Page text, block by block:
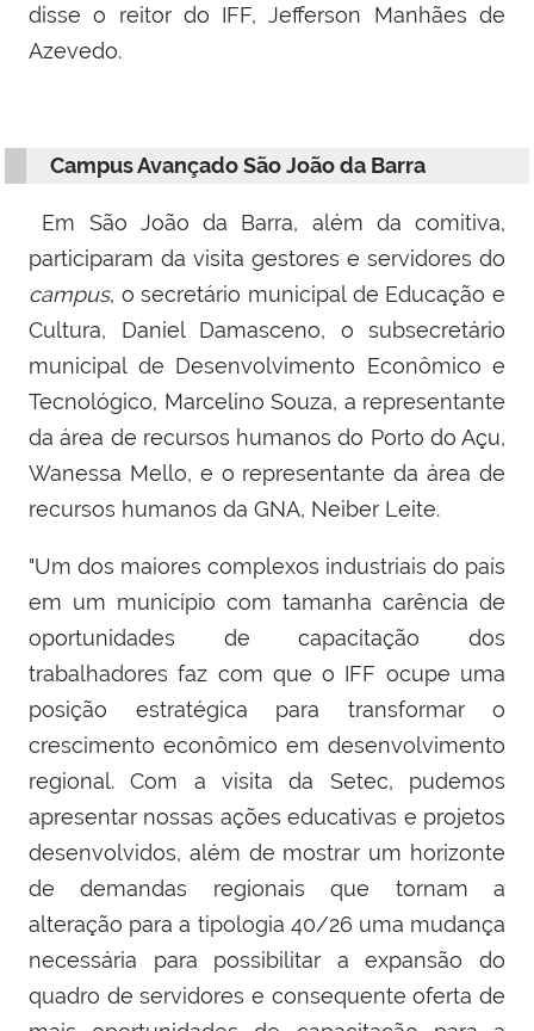
disse o reitor do IFF, Jefferson Manhães de
Azevedo.
Campus Avançado São João da Barra
Em São João da Barra, além da comitiva,
participaram da visita gestores e servidores do
campus, o secretário municipal de Educação e
Cultura, Daniel Damasceno, o subsecretário
municipal de Desenvolvimento Econômico e
Tecnológico, Marcelino Souza, a representante
da área de recursos humanos do Porto do Açu,
Wanessa Mello, e o representante da área de
recursos humanos da GNA, Neiber Leite.
"Um dos maiores complexos industriais do país
em um município com tamanha carência de
oportunidades de capacitação dos
trabalhadores faz com que o IFF ocupe uma
posição estratégica para transformar o
crescimento econômico em desenvolvimento
regional. Com a visita da Setec, pudemos
apresentar nossas ações educativas e projetos
desenvolvidos, além de mostrar um horizonte
de demandas regionais que tornam a
alteração para a tipologia 40/26 uma mudança
necessária para possibilitar a expansão do
quadro de servidores e consequente oferta de